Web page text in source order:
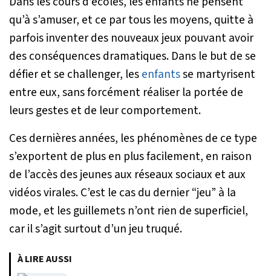
qu’à s’amuser, et ce par tous les moyens, quitte à
parfois inventer des nouveaux jeux pouvant avoir
des conséquences dramatiques. Dans le but de se
défier et se challenger, lesenfantsse martyrisent
entre eux, sans forcément réaliser la portée de
leurs gestes et de leur comportement.
Ces dernières années, les phénomènes de ce type
s’exportent de plus en plus facilement, en raison
de l’accès des jeunes aux réseaux sociaux et aux
vidéos virales. C’est le cas du dernier “jeu” à la
mode, et les guillemets n’ont rien de superficiel,
car il s’agit surtout d’un jeu truqué.
À LIRE AUSSI